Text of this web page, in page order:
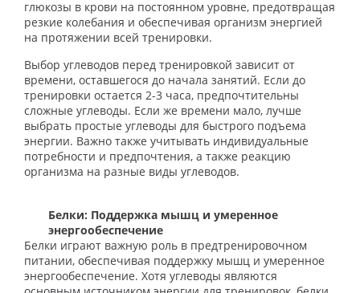
глюкозы в крови на постоянном уровне, предотвращая
резкие колебания и обеспечивая организм энергией
на протяжении всей тренировки.
Выбор углеводов перед тренировкой зависит от
времени, оставшегося до начала занятий. Если до
тренировки остается 2-3 часа, предпочтительны
сложные углеводы. Если же времени мало, лучше
выбрать простые углеводы для быстрого подъема
энергии. Важно также учитывать индивидуальные
потребности и предпочтения, а также реакцию
организма на разные виды углеводов.
Белки: Поддержка мышц и умеренное
энергообеспечение
Белки играют важную роль в предтренировочном
питании, обеспечивая поддержку мышц и умеренное
энергообеспечение. Хотя углеводы являются